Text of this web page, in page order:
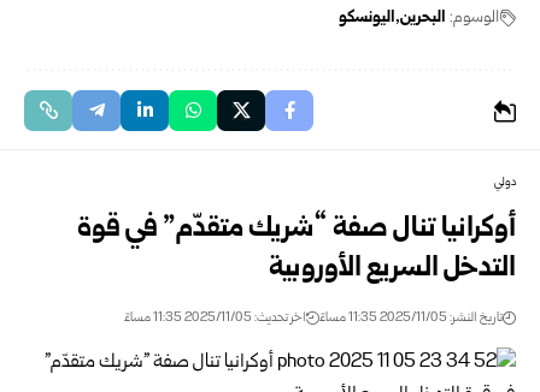
الوسوم: البحرين اليونسكو
دولي
أوكرانيا تنال صفة “شريك متقدّم” في قوة
التدخل السريع الأوروبية
تاريخ النشر: 2025/11/05 11:35 مساءً اخر تحديث: 2025/11/05 11:35 مساءً